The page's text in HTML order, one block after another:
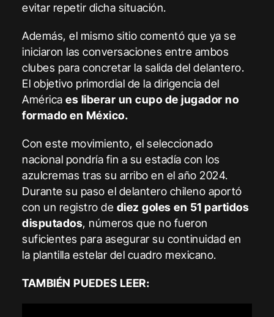
evitar repetir dicha situación.
Además, el mismo sitio comentó que ya se
iniciaron las conversaciones entre ambos
clubes para concretar la salida del delantero.
El objetivo primordial de la dirigencia del
Américaes liberar un cupo de jugador no
formado en México.
Con este movimiento, el seleccionado
nacional pondría fin a su estadía con los
azulcremas tras su arribo en el año 2024.
Durante su paso el delantero chileno aportó
con un registro de diez goles en 51 partidos
disputados, números que no fueron
suficientes para asegurar su continuidad en
la plantilla estelar del cuadro mexicano.
TAMBIÉN PUEDES LEER: